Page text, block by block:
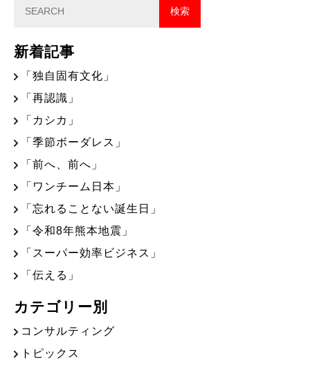
新着記事
「独自固有文化」
「再認識」
「カシカ」
「季節ボーダレス」
「前へ、前へ」
「ワンチーム日本」
「忘れることない誕生日」
「令和8年熊本地震」
「スーパー効率ビジネス」
「伝える」
カテゴリー別
コンサルティング
トピックス